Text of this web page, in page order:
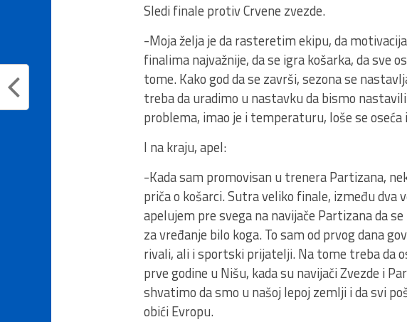
Sledi finale protiv Crvene zvezde.
-Moja želja je da rasteretim ekipu, da
finalima najvažnije, da se igra košarka, da sve
tome. Kako god da se završi, sezona se
treba da uradimo u nastavku da bismo
problema, imao je i temperaturu, loše se
I na kraju, apel:
-Kada sam promovisan u trenera Partizana,
priča o košarci. Sutra veliko finale, između dva
apelujem pre svega na navijače Partizana da
za vređanje bilo koga. To sam od prvog dana
rivali, ali i sportski prijatelji. Na tome treba da
prve godine u Nišu, kada su navijači Zvezde i
shvatimo da smo u našoj lepoj zemlji i da svi
obići Evropu.